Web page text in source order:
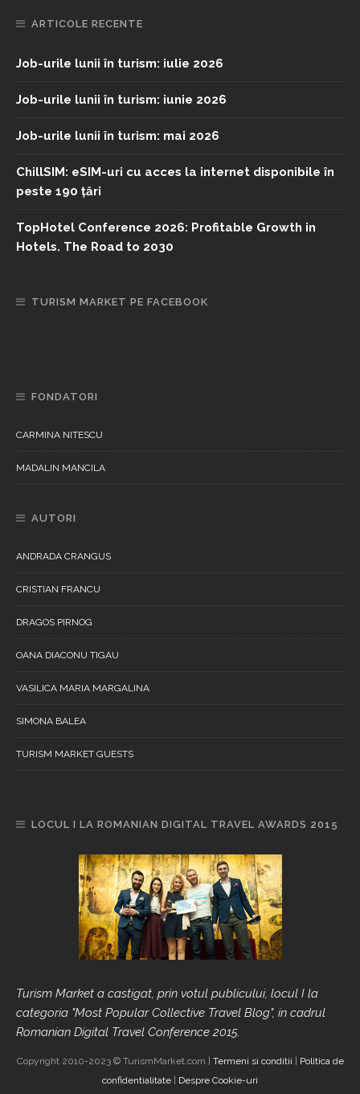
ARTICOLE RECENTE
Job-urile lunii în turism: iulie 2026
Job-urile lunii în turism: iunie 2026
Job-urile lunii în turism: mai 2026
ChillSIM: eSIM-uri cu acces la internet disponibile în
peste 190 țări
TopHotel Conference 2026: Profitable Growth in
Hotels. The Road to 2030
TURISM MARKET PE FACEBOOK
FONDATORI
CARMINA NITESCU
MADALIN MANCILA
AUTORI
ANDRADA CRANGUS
CRISTIAN FRANCU
DRAGOS PIRNOG
OANA DIACONU TIGAU
VASILICA MARIA MARGALINA
SIMONA BALEA
TURISM MARKET GUESTS
LOCUL I LA ROMANIAN DIGITAL TRAVEL AWARDS 2015
Turism Market a castigat, prin votul publicului, locul I la
categoria "Most Popular Collective Travel Blog", in cadrul
Romanian Digital Travel Conference 2015.
Copyright 2010-2023 © TurismMarket.com | Termeni si conditii
Politica de
confidentialitate
Despre Cookie-uri